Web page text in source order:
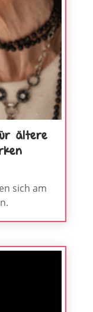
ältere
sich am